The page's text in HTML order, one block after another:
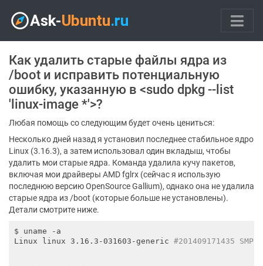
Как удалить старые файлы ядра из
/boot и исправить потенциальную
ошибку, указанную в <sudo dpkg --list
'linux-image *'>?
Любая помощь со следующим будет очень цениться:
Несколько дней назад я установил последнее стабильное ядро
​​Linux (3.16.3), а затем использовал один вкладыш, чтобы
удалить мои старые ядра. Команда удалила кучу пакетов,
включая мои драйверы AMD fglrx (сейчас я использую
последнюю версию OpenSource Gallium), однако она не удалила
старые ядра из /boot (которые больше не установлены).
Детали смотрите ниже.
$ uname -a
Linux linux 3.16.3-031603-generic #201409171435